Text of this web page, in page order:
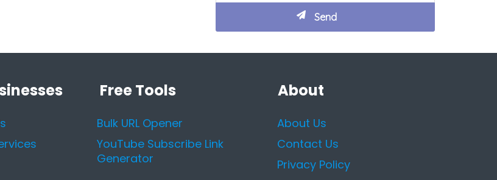
Free Tools
Bulk URL Opener
YouTube Subscribe Link
Generator
About
About Us
Contact Us
Privacy Policy